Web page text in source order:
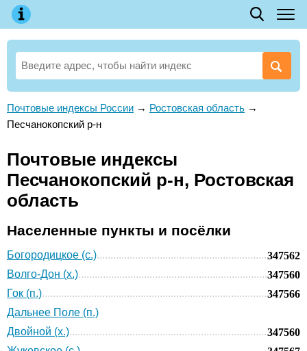
Почтовые индексы России → Ростовская область →
Песчанокопский р-н
Почтовые индексы
Песчанокопский р-н, Ростовская
область
Населенные пункты и посёлки
Богородицкое (с.)
347562
Волго-Дон (х.)
347560
Гок (п.)
347566
Дальнее Поле (п.)
Двойной (х.)
347560